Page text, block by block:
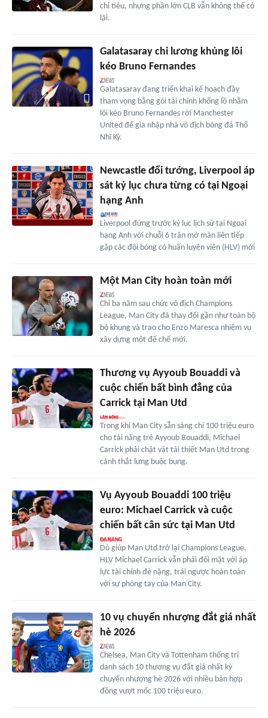
chi tiêu, nhưng phần lớn CLB vẫn không thể có
lãi.
Galatasaray chi lương khủng lôi
kéo Bruno Fernandes
Galatasaray đang triển khai kế hoạch đầy
tham vọng bằng gói tài chính khổng lồ nhằm
lôi kéo Bruno Fernandes rời Manchester
United để gia nhập nhà vô địch bóng đá Thổ
Nhĩ Kỳ.
Newcastle đổi tướng, Liverpool áp
sát kỷ lục chưa từng có tại Ngoại
hạng Anh
Liverpool đứng trước kỷ lục lịch sử tại Ngoại
hạng Anh với chuỗi 6 trận mở màn liên tiếp
gặp các đội bóng có huấn luyện viên (HLV) mới
Một Man City hoàn toàn mới
Chỉ ba năm sau chức vô địch Champions
League, Man City đã thay đổi gần như toàn bộ
bộ khung và trao cho Enzo Maresca nhiệm vụ
xây dựng một đế chế mới.
Thương vụ Ayyoub Bouaddi và
cuộc chiến bất bình đẳng của
Carrick tại Man Utd
Trong khi Man City sẵn sàng chi 100 triệu euro
cho tài năng trẻ Ayyoub Bouaddi, Michael
Carrick phải chật vật tái thiết Man Utd trong
cảnh thắt lưng buộc bụng.
Vụ Ayyoub Bouaddi 100 triệu
euro: Michael Carrick và cuộc
chiến bất cân sức tại Man Utd
Dù giúp Man Utd trở lại Champions League,
HLV Michael Carrick vẫn phải đối mặt với áp
lực tài chính đè nặng, trái ngược hoàn toàn
với sự phóng tay của Man City.
10 vụ chuyển nhượng đắt giá nhất
hè 2026
Chelsea, Man City và Tottenham thống trị
danh sách 10 thương vụ đắt giá nhất kỳ
chuyển nhượng hè 2026 với nhiều bản hợp
đồng vượt mốc 100 triệu euro.